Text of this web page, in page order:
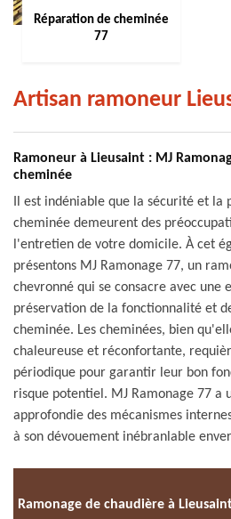
Réparation de cheminée
77
Artisan ramoneur
Ramoneur à Lieusaint : MJ
cheminée
Il est indéniable que la sécurité et la
cheminée demeurent des
l'entretien de votre domicile. À cet
présentons MJ Ramonage 77, un
chevronné qui se consacre avec une
préservation de la fonctionnalité et
cheminée. Les cheminées, bien
chaleureuse et réconfortante,
périodique pour garantir leur bon
risque potentiel. MJ Ramonage 77 a
approfondie des mécanismes
à son dévouement inébranlable
Ramonage de chaudière à